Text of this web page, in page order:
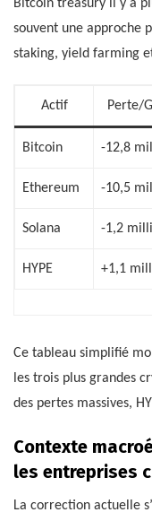
Bitcoin treasury il y a
souvent une approche
staking, yield farming
Actif Perte/
Bitcoin -12,8
Ethereum -10,5
Solana -1,2
HYPE +1,1
Ce tableau simplifié
les trois plus grandes
des pertes massives,
Contexte
les entreprises
La correction actuelle